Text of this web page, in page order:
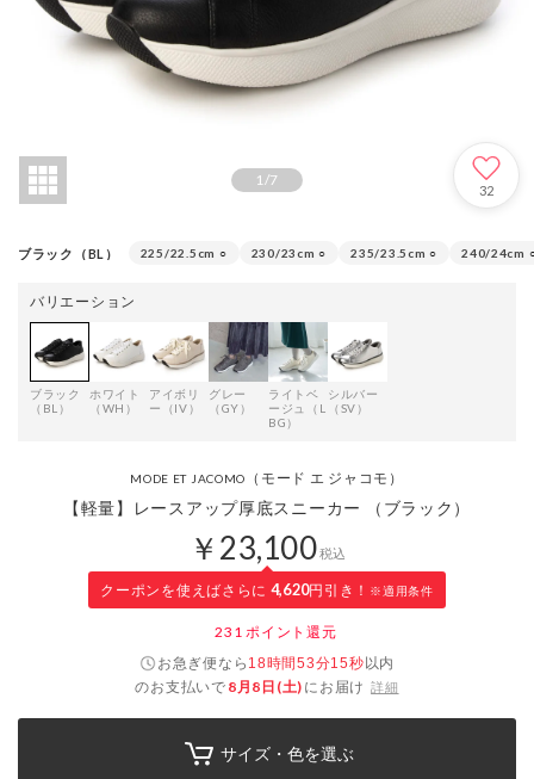
1/7
32
ブラック（BL） 225/22.5cm ○ 230/23cm ○ 235/23.5cm ○ 240/24cm
バリエーション
ブラック
（BL）
ホワイト
（WH）
アイボリ
ー（IV）
グレー
（GY）
ライトベ
ージュ（L
BG）
シルバー
（SV）
MODE ET JACOMO （モード エ ジャコモ）
【軽量】レースアップ厚底スニーカー （ブラック）
￥23,100税込
クーポンを使えばさらに 4,620円引き！ ※適用条件
231 ポイント還元
お急ぎ便なら 18時間53分14秒以内
のお支払いで 8月8日(土) にお届け 詳細
サイズ・色を選ぶ